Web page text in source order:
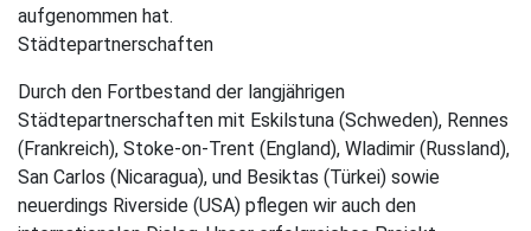
aufgenommen hat.
Städtepartnerschaften
Durch den Fortbestand der langjährigen
Städtepartnerschaften mit Eskilstuna (Schweden), Rennes
(Frankreich), Stoke-on-Trent (England), Wladimir (Russland),
San Carlos (Nicaragua), und Besiktas (Türkei) sowie
neuerdings Riverside (USA) pflegen wir auch den